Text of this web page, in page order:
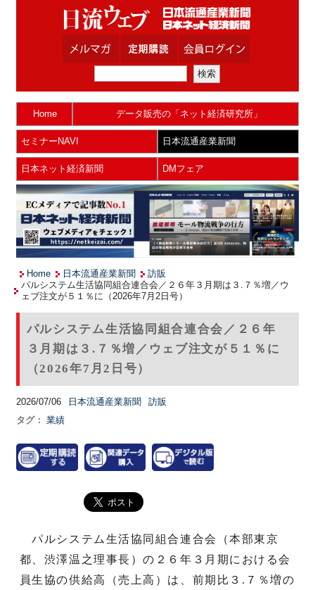
Home データ販売の「ネット経済研究所」
セミナーNAVI 日本流通産業新聞
日本ネット経済新聞 DMフェア
Home 日本流通産業新聞
訪販
パルシステム生活協同組合連合会／２６年３月期は３.７％増／ウ
ェブ注文が５１％に（2026年7月2日号）
パルシステム生活協同組合連合会／２６年
３月期は３.７％増／ウェブ注文が５１％に
（2026年7月2日号）
2026/07/06 日本流通産業新聞
訪販
タグ： 業績
パルシステム生活協同組合連合会（本部東京
都、渋澤温之理事長）の２６年３月期における会
員生協の供給高（売上高）は、前期比３.７％増の